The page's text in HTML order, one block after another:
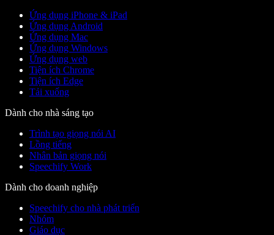
Ứng dụng iPhone & iPad
Ứng dụng Android
Ứng dụng Mac
Ứng dụng Windows
Ứng dụng web
Tiện ích Chrome
Tiện ích Edge
Tải xuống
Dành cho nhà sáng tạo
Trình tạo giọng nói AI
Lồng tiếng
Nhân bản giọng nói
Speechify Work
Dành cho doanh nghiệp
Speechify cho nhà phát triển
Nhóm
Giáo dục